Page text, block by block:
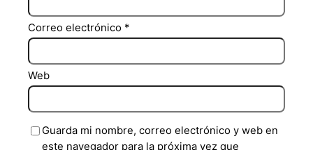
Correo electrónico *
Web
Guarda mi nombre, correo electrónico y web en
este navegador para la próxima vez que